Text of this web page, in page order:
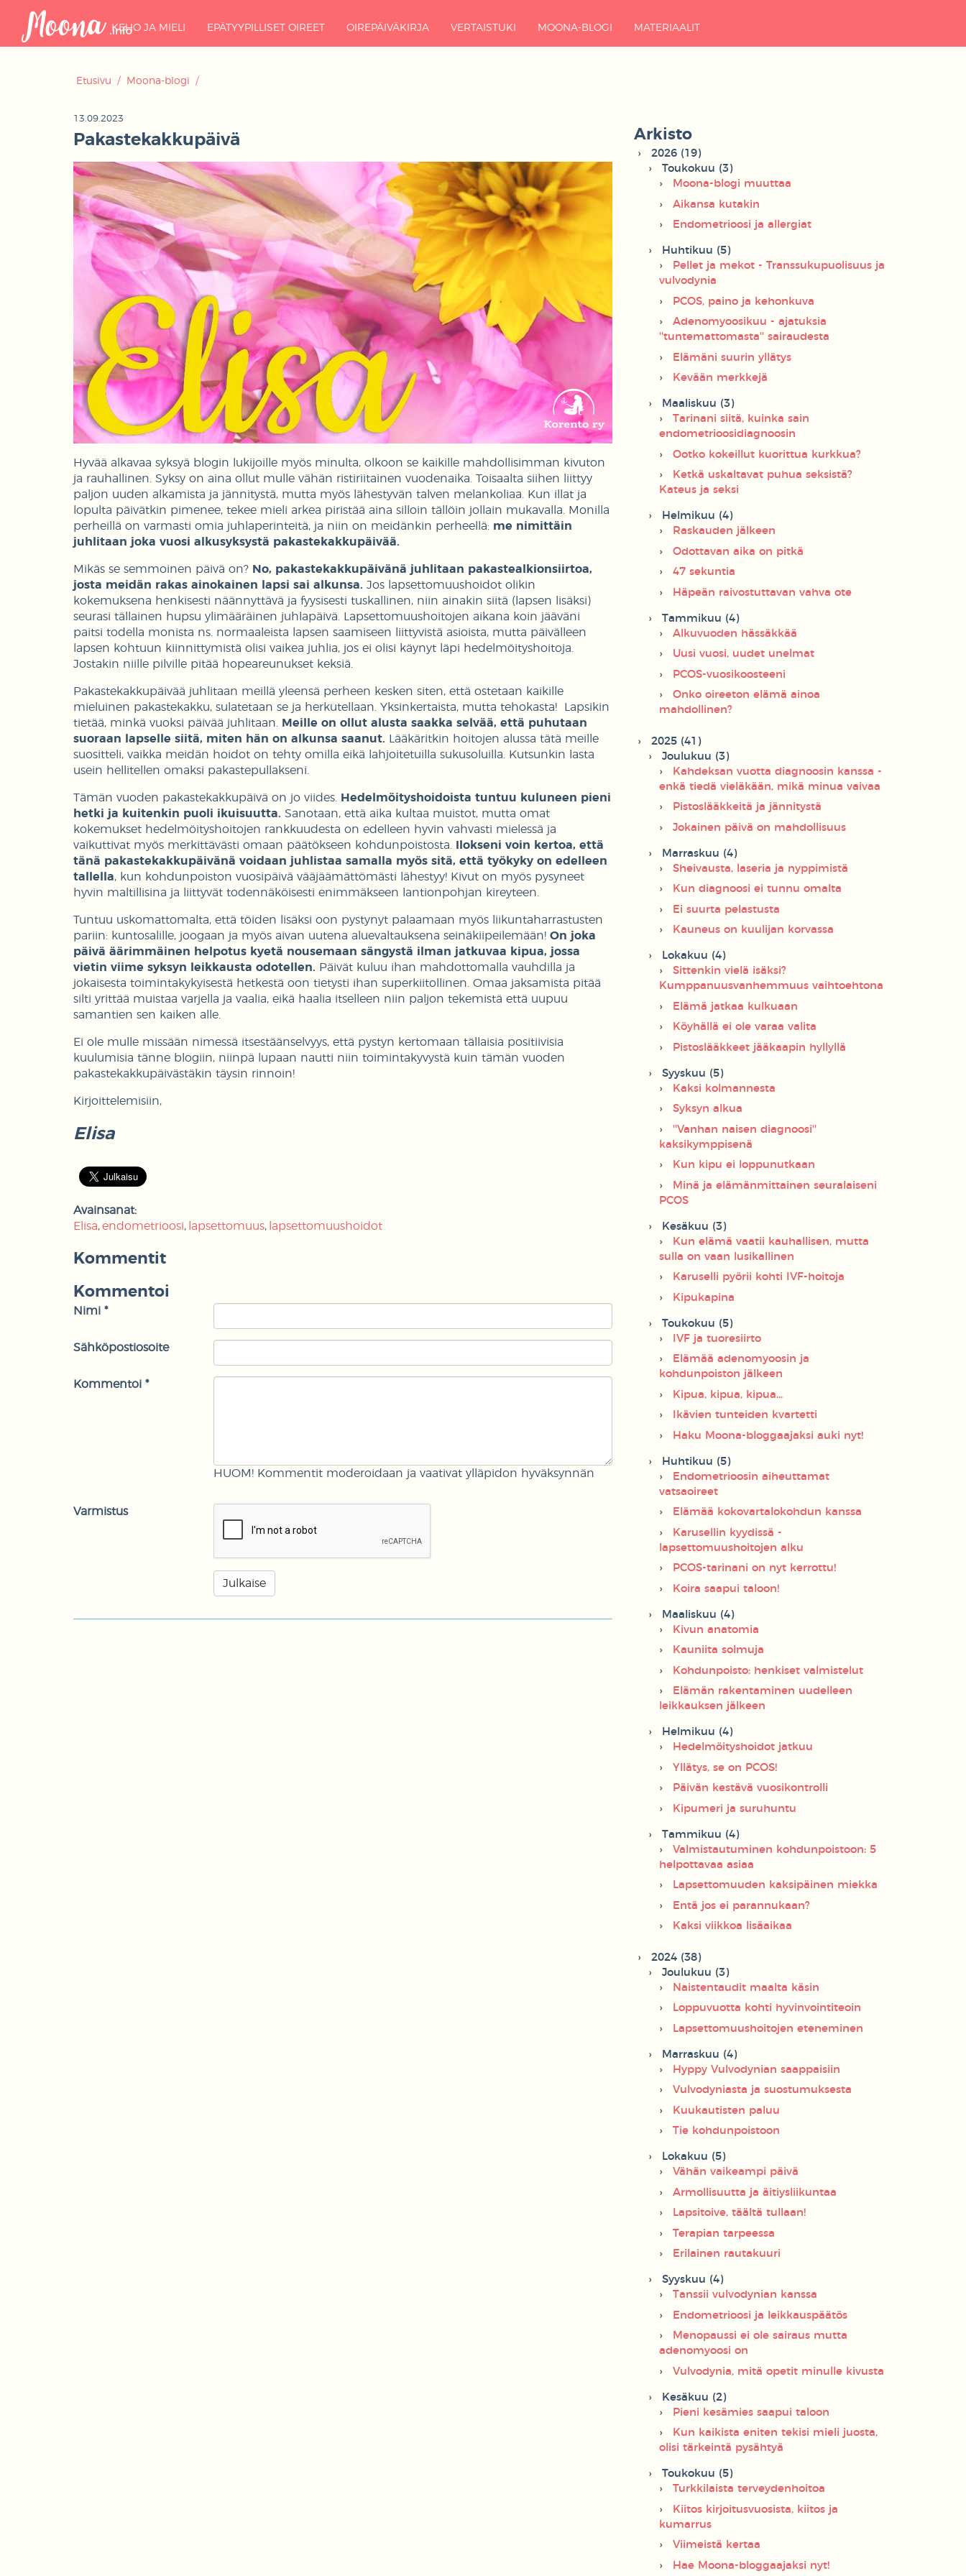
KEHO JA MIELI EPÄTYYPILLISET OIREET OIREPÄIVÄKIRJA VERTAISTUKI MOONA-BLOGI MATERIAALIT
Etusivu / Moona-blogi /
13.09.2023
Pakastekakkupäivä
Hyvää alkavaa syksyä blogin lukijoille myös minulta, olkoon se kaikille mahdollisimman kivuton
ja rauhallinen. Syksy on aina ollut mulle vähän ristiriitainen vuodenaika. Toisaalta siihen liittyy
paljon uuden alkamista ja jännitystä, mutta myös lähestyvän talven melankoliaa. Kun illat ja
lopulta päivätkin pimenee, tekee mieli arkea piristää aina silloin tällöin jollain mukavalla. Monilla
perheillä on varmasti omia juhlaperinteitä, ja niin on meidänkin perheellä: me nimittäin
juhlitaan joka vuosi alkusyksystä pakastekakkupäivää.
Mikäs se semmoinen päivä on? No, pakastekakkupäivänä juhlitaan pakastealkionsiirtoa,
josta meidän rakas ainokainen lapsi sai alkunsa. Jos lapsettomuushoidot olikin
kokemuksena henkisesti näännyttävä ja fyysisesti tuskallinen, niin ainakin siitä (lapsen lisäksi)
seurasi tällainen hupsu ylimääräinen juhlapäivä. Lapsettomuushoitojen aikana koin jääväni
paitsi todella monista ns. normaaleista lapsen saamiseen liittyvistä asioista, mutta päivälleen
lapsen kohtuun kiinnittymistä olisi vaikea juhlia, jos ei olisi käynyt läpi hedelmöityshoitoja.
Jostakin niille pilville pitää hopeareunukset keksiä.
Pakastekakkupäivää juhlitaan meillä yleensä perheen kesken siten, että ostetaan kaikille
mieluinen pakastekakku, sulatetaan se ja herkutellaan. Yksinkertaista, mutta tehokasta! Lapsikin
tietää, minkä vuoksi päivää juhlitaan.
Meille on ollut alusta saakka selvää, että puhutaan
suoraan lapselle siitä, miten hän on alkunsa saanut.
Lääkäritkin hoitojen alussa tätä meille
suositteli, vaikka meidän hoidot on tehty omilla eikä lahjoitetuilla sukusoluilla. Kutsunkin lasta
usein hellitellen omaksi pakastepullakseni.
Tämän vuoden pakastekakkupäivä on jo viides.
Hedelmöityshoidoista tuntuu kuluneen pieni
hetki ja kuitenkin puoli ikuisuutta. Sanotaan, että aika kultaa muistot, mutta omat
kokemukset hedelmöityshoitojen rankkuudesta on edelleen hyvin vahvasti mielessä ja
vaikuttivat myös merkittävästi omaan päätökseen kohdunpoistosta.
Ilokseni voin kertoa, että
tänä pakastekakkupäivänä voidaan juhlistaa samalla myös sitä, että työkyky on edelleen
tallella, kun kohdunpoiston vuosipäivä vääjäämättömästi lähestyy! Kivut on myös pysyneet
hyvin maltillisina ja liittyvät todennäköisesti enimmäkseen lantionpohjan kireyteen.
Tuntuu uskomattomalta, että töiden lisäksi oon pystynyt palaamaan myös liikuntaharrastusten
pariin: kuntosalille, joogaan ja myös aivan uutena aluevaltauksena seinäkiipeilemään! On joka
päivä äärimmäinen helpotus kyetä nousemaan sängystä ilman jatkuvaa kipua, jossa
vietin viime syksyn leikkausta odotellen. Päivät kuluu ihan mahdottomalla vauhdilla ja
jokaisesta toimintakykyisestä hetkestä oon tietysti ihan superkiitollinen. Omaa jaksamista pitää
silti yrittää muistaa varjella ja vaalia, eikä haalia itselleen niin paljon tekemistä että uupuu
samantien sen kaiken alle.
Ei ole mulle missään nimessä itsestäänselvyys, että pystyn kertomaan tällaisia positiivisia
kuulumisia tänne blogiin, niinpä lupaan nautti niin toimintakyvystä kuin tämän vuoden
pakastekakkupäivästäkin täysin rinnoin!
Kirjoittelemisiin,
Elisa
Avainsanat:
Elisa endometrioosi lapsettomuus lapsettomuushoidot
Kommentit
Kommentoi
Nimi *
Sähköpostiosoite
Kommentoi *
HUOM! Kommentit moderoidaan ja vaativat ylläpidon hyväksynnän
Varmistus
Arkisto
2026 (19)
Toukokuu (3)
Moona-blogi muuttaa
Aikansa kutakin
Endometrioosi ja allergiat
Huhtikuu (5)
Pellet ja mekot - Transsukupuolisuus ja
vulvodynia
PCOS, paino ja kehonkuva
Adenomyoosikuu - ajatuksia
''tuntemattomasta'' sairaudesta
Elämäni suurin yllätys
Kevään merkkejä
Maaliskuu (3)
Tarinani siitä, kuinka sain
endometrioosidiagnoosin
Ootko kokeillut kuorittua kurkkua?
Ketkä uskaltavat puhua seksistä?
Kateus ja seksi
Helmikuu (4)
Raskauden jälkeen
Odottavan aika on pitkä
47 sekuntia
Häpeän raivostuttavan vahva ote
Tammikuu (4)
Alkuvuoden hässäkkää
Uusi vuosi, uudet unelmat
PCOS-vuosikoosteeni
Onko oireeton elämä ainoa
mahdollinen?
2025 (41)
Joulukuu (3)
Kahdeksan vuotta diagnoosin kanssa -
enkä tiedä vieläkään, mikä minua vaivaa
Pistoslääkkeitä ja jännitystä
Jokainen päivä on mahdollisuus
Marraskuu (4)
Sheivausta, laseria ja nyppimistä
Kun diagnoosi ei tunnu omalta
Ei suurta pelastusta
Kauneus on kuulijan korvassa
Lokakuu (4)
Sittenkin vielä isäksi?
Kumppanuusvanhemmuus vaihtoehtona
Elämä jatkaa kulkuaan
Köyhällä ei ole varaa valita
Pistoslääkkeet jääkaapin hyllyllä
Syyskuu (5)
Kaksi kolmannesta
Syksyn alkua
''Vanhan naisen diagnoosi''
kaksikymppisenä
Kun kipu ei loppunutkaan
Minä ja elämänmittainen seuralaiseni
PCOS
Kesäkuu (3)
Kun elämä vaatii kauhallisen, mutta
sulla on vaan lusikallinen
Karuselli pyörii kohti IVF-hoitoja
Kipukapina
Toukokuu (5)
IVF ja tuoresiirto
Elämää adenomyoosin ja
kohdunpoiston jälkeen
Kipua, kipua, kipua...
Ikävien tunteiden kvartetti
Haku Moona-bloggaajaksi auki nyt!
Huhtikuu (5)
Endometrioosin aiheuttamat
vatsaoireet
Elämää kokovartalokohdun kanssa
Karusellin kyydissä -
lapsettomuushoitojen alku
PCOS-tarinani on nyt kerrottu!
Koira saapui taloon!
Maaliskuu (4)
Kivun anatomia
Kauniita solmuja
Kohdunpoisto: henkiset valmistelut
Elämän rakentaminen uudelleen
leikkauksen jälkeen
Helmikuu (4)
Hedelmöityshoidot jatkuu
Yllätys, se on PCOS!
Päivän kestävä vuosikontrolli
Kipumeri ja suruhuntu
Tammikuu (4)
Valmistautuminen kohdunpoistoon: 5
helpottavaa asiaa
Lapsettomuuden kaksipäinen miekka
Entä jos ei parannukaan?
Kaksi viikkoa lisäaikaa
2024 (38)
Joulukuu (3)
Naistentaudit maalta käsin
Loppuvuotta kohti hyvinvointiteoin
Lapsettomuushoitojen eteneminen
Marraskuu (4)
Hyppy Vulvodynian saappaisiin
Vulvodyniasta ja suostumuksesta
Kuukautisten paluu
Tie kohdunpoistoon
Lokakuu (5)
Vähän vaikeampi päivä
Armollisuutta ja äitiysliikuntaa
Lapsitoive, täältä tullaan!
Terapian tarpeessa
Erilainen rautakuuri
Syyskuu (4)
Tanssii vulvodynian kanssa
Endometrioosi ja leikkauspäätös
Menopaussi ei ole sairaus mutta
adenomyoosi on
Vulvodynia, mitä opetit minulle kivusta
Kesäkuu (2)
Pieni kesämies saapui taloon
Kun kaikista eniten tekisi mieli juosta,
olisi tärkeintä pysähtyä
Toukokuu (5)
Turkkilaista terveydenhoitoa
Kiitos kirjoitusvuosista, kiitos ja
kumarrus
Viimeistä kertaa
Hae Moona-bloggaajaksi nyt!